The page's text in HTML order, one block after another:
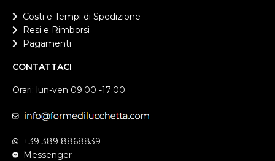
Costi e Tempi di Spedizione
Resi e Rimborsi
Pagamenti
CONTATTACI
Orari: lun-ven 09:00 -17:00
+39 389 8868839
Messenger